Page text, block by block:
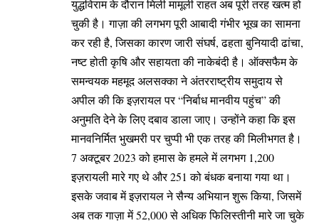
युद्धविराम के दौरान मिली मामूली राहत अब पूरी तरह खत्म हो
चुकी है। गाज़ा की लगभग पूरी आबादी गंभीर भूख का सामना
कर रही है, जिसका कारण जारी संघर्ष, ढहता बुनियादी ढांचा,
नष्ट होती कृषि और सहायता की नाकेबंदी है। ऑक्सफैम के
समन्वयक महमूद अलसक्का ने अंतरराष्ट्रीय समुदाय से
अपील की कि इज़रायल पर “निर्बाध मानवीय पहुंच” की
अनुमति देने के लिए दबाव डाला जाए। उन्होंने कहा कि इस
मानवनिर्मित भुखमरी पर चुप्पी भी एक तरह की मिलीभगत है।
7 अक्टूबर 2023 को हमास के हमले में लगभग 1,200
इज़रायली मारे गए थे और 251 को बंधक बनाया गया था।
इसके जवाब में इज़रायल ने सैन्य अभियान शुरू किया, जिसमें
अब तक गाज़ा में 52,000 से अधिक फिलिस्तीनी मारे जा चुके